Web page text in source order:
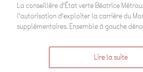
La conseillère d’État verte Béatrice
l’autorisation d’exploiter la carrière du
supplémentaires. Ensemble à gauche
Lire la suite